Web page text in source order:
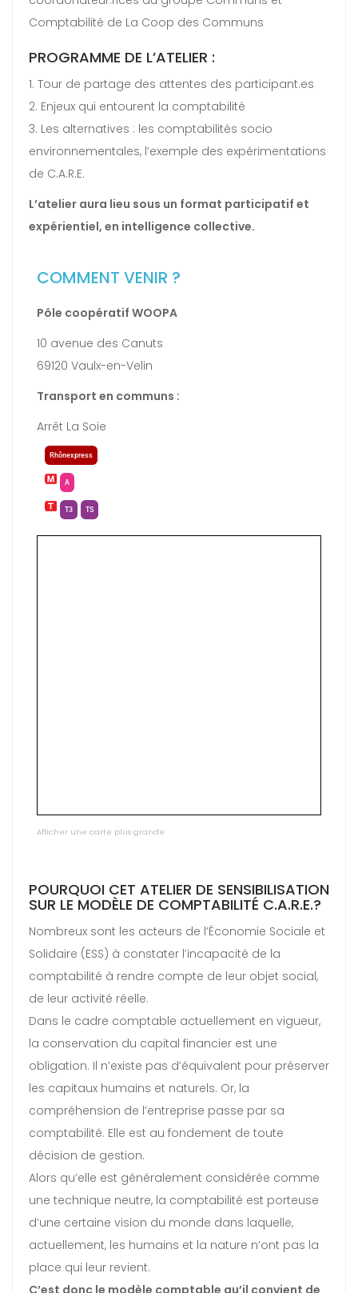
Comptabilité de La Coop des Communs
PROGRAMME DE L’ATELIER :
1. Tour de partage des attentes des participant.es
2. Enjeux qui entourent la comptabilité
3. Les alternatives : les comptabilités socio
environnementales, l’exemple des expérimentations
de C.A.R.E.
L’atelier aura lieu sous un format participatif et
expérientiel, en intelligence collective.
COMMENT VENIR ?
Pôle coopératif WOOPA
10 avenue des Canuts
69120 Vaulx-en-Velin
Transport en communs :
Arrêt La Soie
Rhônexpress
A
T3 TS
Afficher une carte plus grande
POURQUOI CET ATELIER DE SENSIBILISATION
SUR LE MODÈLE DE COMPTABILITÉ C.A.R.E.?
Nombreux sont les acteurs de l’Économie Sociale et
Solidaire (ESS) à constater l’incapacité de la
comptabilité à rendre compte de leur objet social,
de leur activité réelle.
Dans le cadre comptable actuellement en vigueur,
la conservation du capital financier est une
obligation. Il n’existe pas d’équivalent pour préserver
les capitaux humains et naturels. Or, la
compréhension de l’entreprise passe par sa
comptabilité. Elle est au fondement de toute
décision de gestion.
Alors qu’elle est généralement considérée comme
une technique neutre, la comptabilité est porteuse
d’une certaine vision du monde dans laquelle,
actuellement, les humains et la nature n’ont pas la
place qui leur revient.